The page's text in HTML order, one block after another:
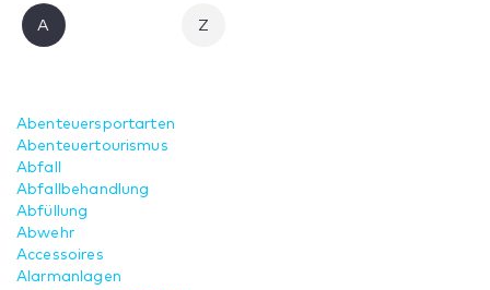
A Z
Abenteuersportarten
Abenteuertourismus
Abfall
Abfallbehandlung
Abfüllung
Abwehr
Accessoires
Alarmanlagen